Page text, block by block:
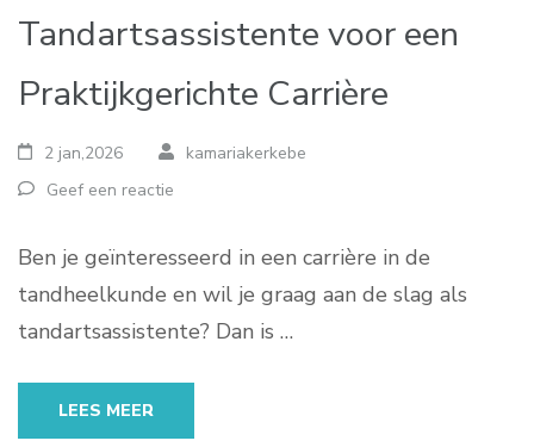
Tandartsassistente voor een
Praktijkgerichte Carrière
2 jan,2026
kamariakerkebe
Geef een reactie
Ben je geïnteresseerd in een carrière in de
tandheelkunde en wil je graag aan de slag als
tandartsassistente? Dan is …
LEES MEER